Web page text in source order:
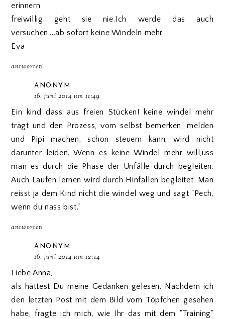
erinnern
freiwillig geht sie nie.Ich werde das auch
versuchen....ab sofort keine Windeln mehr.
Eva
antworten
ANONYM
16. juni 2014 um 11:49
Ein kind dass aus freien Stücken! keine windel mehr
trägt und den Prozess, vom selbst bemerken, melden
und Pipi machen, schon steuern kann, wird nicht
darunter leiden. Wenn es keine Windel mehr will,uss
man es durch die Phase der Unfälle durch begleiten.
Auch Laufen lernen wird durch Hinfallen begleitet. Man
reisst ja dem Kind nicht die windel weg und sagt "Pech,
wenn du nass bist."
antworten
ANONYM
16. juni 2014 um 12:14
Liebe Anna,
als hättest Du meine Gedanken gelesen. Nachdem ich
den letzten Post mit dem Bild vom Töpfchen gesehen
habe, fragte ich mich, wie Ihr das mit dem "Training"